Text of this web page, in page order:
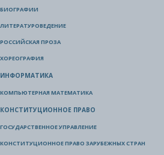
БИОГРАФИИ
ЛИТЕРАТУРОВЕДЕНИЕ
РОССИЙСКАЯ ПРОЗА
ХОРЕОГРАФИЯ
ИНФОРМАТИКА
КОМПЬЮТЕРНАЯ МАТЕМАТИКА
КОНСТИТУЦИОННОЕ ПРАВО
ГОСУДАРСТВЕННОЕ УПРАВЛЕНИЕ
КОНСТИТУЦИОННОЕ ПРАВО ЗАРУБЕЖНЫХ СТРАН